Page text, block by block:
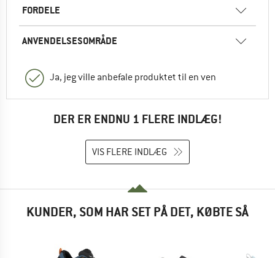
FORDELE
ANVENDELSESOMRÅDE
Ja, jeg ville anbefale produktet til en ven
DER ER ENDNU 1 FLERE INDLÆG!
VIS FLERE INDLÆG
KUNDER, SOM HAR SET PÅ DET, KØBTE SÅ